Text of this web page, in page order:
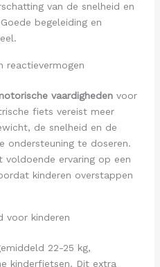
van de snelheid en
begeleiding en
reactievermogen
vaardighedenvoor
fiets vereist meer
de snelheid en de
ondersteuning te doseren.
voldoende ervaring op een
kinderen overstappen
voor kinderen
22-25 kg,
kinderfietsen. Dit extra